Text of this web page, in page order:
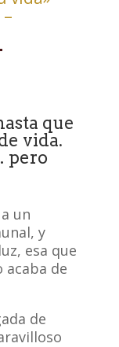
que
vida.
pero
un
y
esa que
acaba de
de